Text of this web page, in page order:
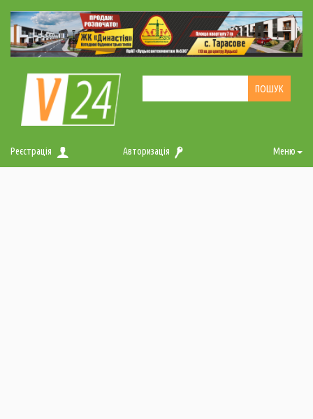
Реєстрація Авторизація Меню